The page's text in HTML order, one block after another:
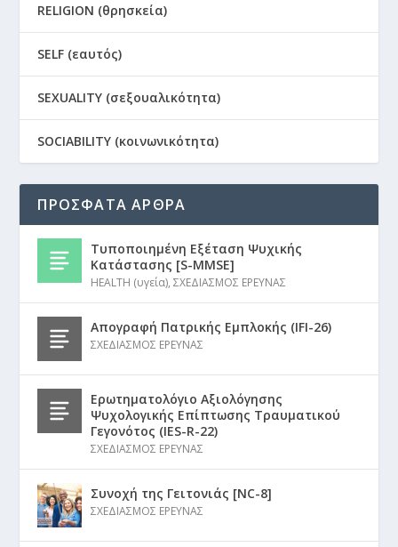
RELIGION (θρησκεία)
SELF (εαυτός)
SEXUALITY (σεξουαλικότητα)
SOCIABILITY (κοινωνικότητα)
ΠΡΟΣΦΑΤΑ ΑΡΘΡΑ
Τυποποιημένη Εξέταση Ψυχικής
Κατάστασης [S-MMSE]
HEALTH (υγεία),ΣΧΕΔΙΑΣΜΟΣ ΕΡΕΥΝΑΣ
Απογραφή Πατρικής Εμπλοκής (IFI-26)
ΣΧΕΔΙΑΣΜΟΣ ΕΡΕΥΝΑΣ
Ερωτηματολόγιο Αξιολόγησης
Ψυχολογικής Επίπτωσης Τραυματικού
Γεγονότος (IES-R-22)
ΣΧΕΔΙΑΣΜΟΣ ΕΡΕΥΝΑΣ
Συνοχή της Γειτονιάς [NC-8]
ΣΧΕΔΙΑΣΜΟΣ ΕΡΕΥΝΑΣ